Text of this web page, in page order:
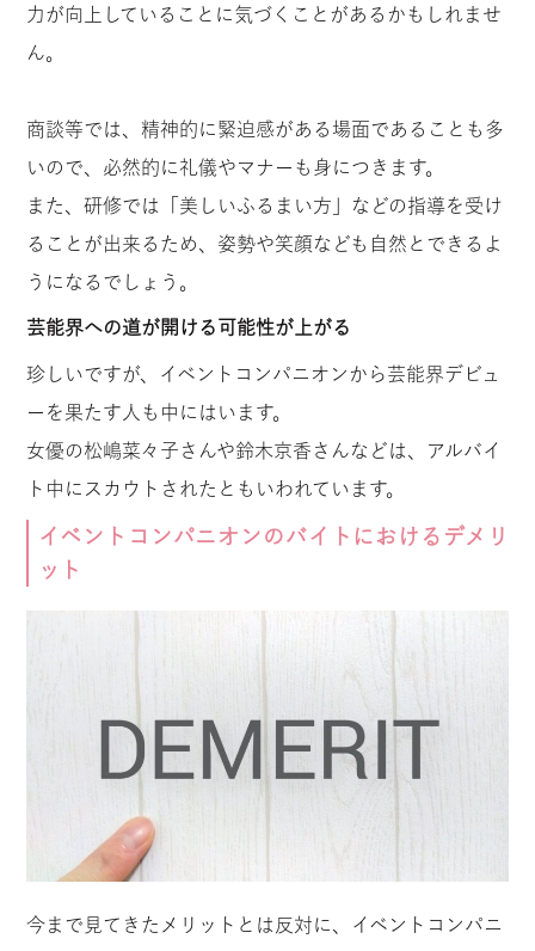
力が向上していることに気づくことがあるかもしれませ
ん。
商談等では、精神的に緊迫感がある場面であることも多
いので、必然的に礼儀やマナーも身につきます。
また、研修では「美しいふるまい方」などの指導を受け
ることが出来るため、姿勢や笑顔なども自然とできるよ
うになるでしょう。
芸能界への道が開ける可能性が上がる
珍しいですが、イベントコンパニオンから芸能界デビュ
ーを果たす人も中にはいます。
女優の松嶋菜々子さんや鈴木京香さんなどは、アルバイ
ト中にスカウトされたともいわれています。
イベントコンパニオンのバイトにおけるデメリ
ット
今まで見てきたメリットとは反対に、イベントコンパニ